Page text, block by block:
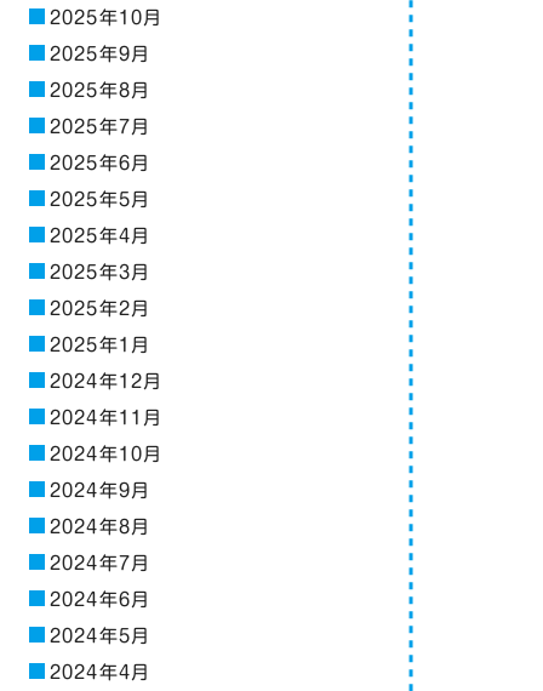
2025年10月
2025年9月
2025年8月
2025年7月
2025年6月
2025年5月
2025年4月
2025年3月
2025年2月
2025年1月
2024年12月
2024年11月
2024年10月
2024年9月
2024年8月
2024年7月
2024年6月
2024年5月
2024年4月